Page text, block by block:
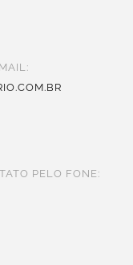
PELO FONE: